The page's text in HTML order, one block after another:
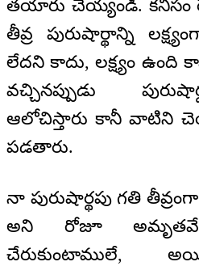
తయారు చెయ్యండి. కనీసం
తీవ్ర పురుషార్థాన్ని
లేదని కాదు, లక్ష్యం ఉంది
వచ్చినప్పుడు
ఆలోచిస్తారు కానీ వాటిని
పడతారు.
నా పురుషార్థపు గతి
అని రోజూ అమృతవేళ
చేరుకుంటాములే,